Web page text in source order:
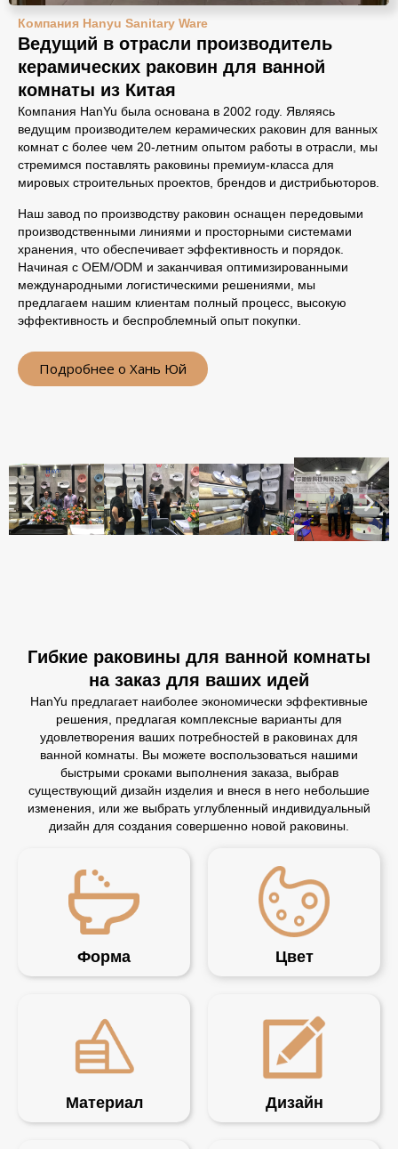
Компания Hanyu Sanitary Ware
Ведущий в отрасли производитель
керамических раковин для ванной
комнаты из Китая
Компания HanYu была основана в 2002 году. Являясь
ведущим производителем керамических раковин для ванных
комнат с более чем 20-летним опытом работы в отрасли, мы
стремимся поставлять раковины премиум-класса для
мировых строительных проектов, брендов и дистрибьюторов.
Наш завод по производству раковин оснащен передовыми
производственными линиями и просторными системами
хранения, что обеспечивает эффективность и порядок.
Начиная с OEM/ODM и заканчивая оптимизированными
международными логистическими решениями, мы
предлагаем нашим клиентам полный процесс, высокую
эффективность и беспроблемный опыт покупки.
Подробнее о Хань Юй
Гибкие раковины для ванной комнаты
на заказ для ваших идей
HanYu предлагает наиболее экономически эффективные
решения, предлагая комплексные варианты для
удовлетворения ваших потребностей в раковинах для
ванной комнаты. Вы можете воспользоваться нашими
быстрыми сроками выполнения заказа, выбрав
существующий дизайн изделия и внеся в него небольшие
изменения, или же выбрать углубленный индивидуальный
дизайн для создания совершенно новой раковины.
Форма Цвет
Материал Дизайн